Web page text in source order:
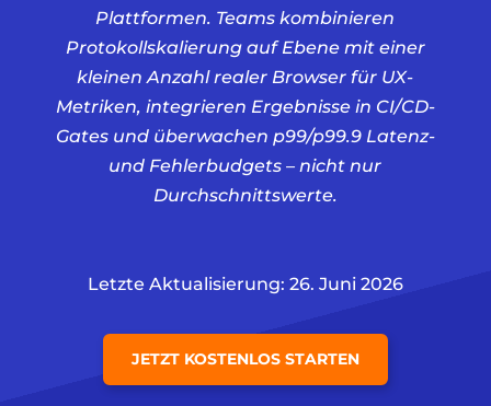
Plattformen. Teams kombinieren
Protokollskalierung auf Ebene mit einer
kleinen Anzahl realer Browser für UX-
Metriken, integrieren Ergebnisse in CI/CD-
Gates und überwachen p99/p99.9 Latenz-
und Fehlerbudgets – nicht nur
Durchschnittswerte.
Letzte Aktualisierung: 26. Juni 2026
JETZT KOSTENLOS STARTEN